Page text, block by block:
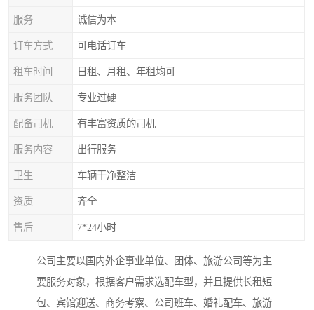
服务 诚信为本
订车方式 可电话订车
租车时间 日租、月租、年租均可
服务团队 专业过硬
配备司机 有丰富资质的司机
服务内容 出行服务
卫生 车辆干净整洁
资质 齐全
售后 7*24小时
公司主要以国内外企事业单位、团体、旅游公司等为主
要服务对象，根据客户需求选配车型，并且提供长租短
包、宾馆迎送、商务考察、公司班车、婚礼配车、旅游